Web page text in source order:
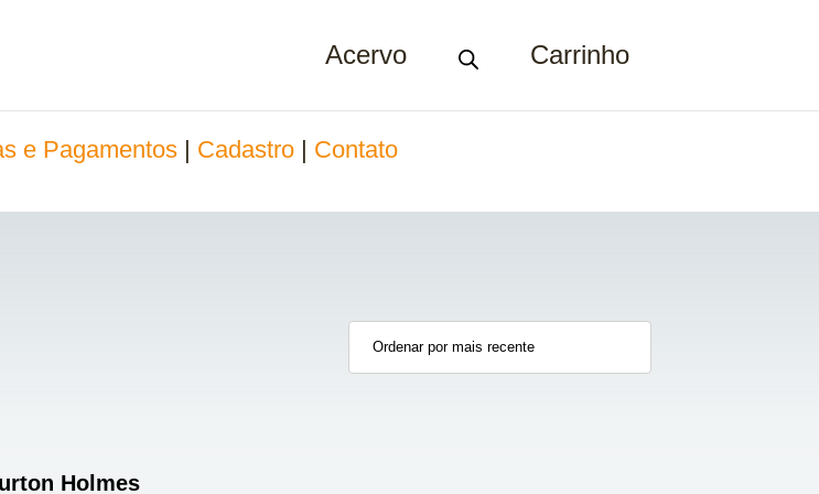
Acervo Carrinho
e Pagamentos Cadastro Contato
Holmes